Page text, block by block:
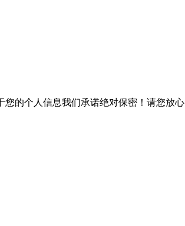
的个人信息我们承诺绝对保密！请您放心